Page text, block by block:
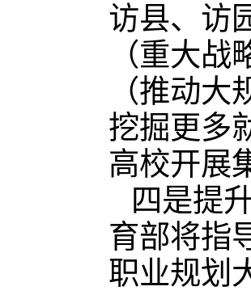
访县、访
（重大
（推动
挖掘更多
高校开展
四是提
育部将指
职业规划